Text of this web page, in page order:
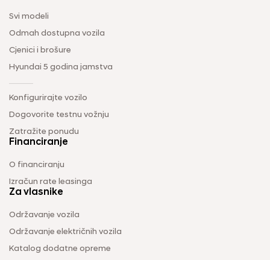
Svi modeli
Odmah dostupna vozila
Cjenici i brošure
Hyundai 5 godina jamstva
Konfigurirajte vozilo
Dogovorite testnu vožnju
Zatražite ponudu
Financiranje
O financiranju
Izračun rate leasinga
Za vlasnike
Održavanje vozila
Održavanje električnih vozila
Katalog dodatne opreme